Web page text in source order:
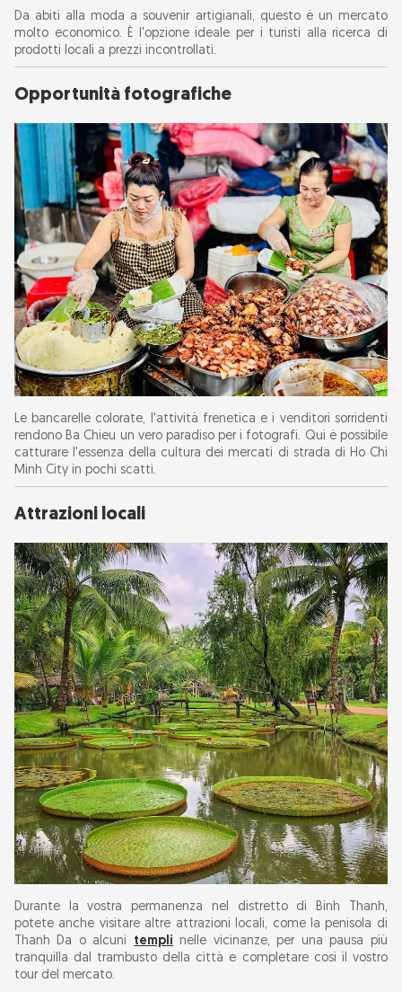
Da abiti alla moda a souvenir artigianali, questo è un mercato
molto economico. È l'opzione ideale per i turisti alla ricerca di
prodotti locali a prezzi incontrollati.
Opportunità fotografiche
Le bancarelle colorate, l'attività frenetica e i venditori sorridenti
rendono Ba Chieu un vero paradiso per i fotografi. Qui è possibile
catturare l'essenza della cultura dei mercati di strada di Ho Chi
Minh City in pochi scatti.
Attrazioni locali
Durante la vostra permanenza nel distretto di Binh Thanh,
potete anche visitare altre attrazioni locali, come la penisola di
Thanh Da o alcuni templi nelle vicinanze, per una pausa più
tranquilla dal trambusto della città e completare così il vostro
tour del mercato.